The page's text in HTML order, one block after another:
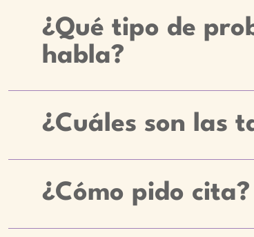
¿Qué tipo de
habla?
¿Cuáles son las
¿Cómo pido cita?